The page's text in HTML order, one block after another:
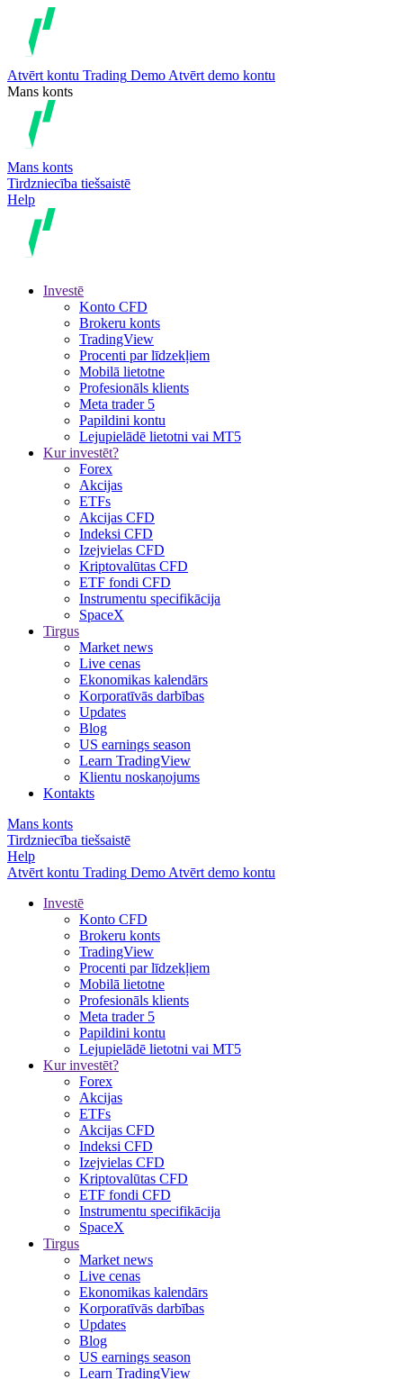
Atvērt kontu Trading Demo Atvērt demo kontu
Mans konts
Mans konts
Tirdzniecība tiešsaistē
Help
Investē
Konto CFD
Brokeru konts
TradingView
Procenti par līdzekļiem
Mobilā lietotne
Profesionāls klients
Meta trader 5
Papildini kontu
Lejupielādē lietotni vai MT5
Kur investēt?
Forex
Akcijas
ETFs
Akcijas CFD
Indeksi CFD
Izejvielas CFD
Kriptovalūtas CFD
ETF fondi CFD
Instrumentu specifikācija
SpaceX
Tirgus
Market news
Live cenas
Ekonomikas kalendārs
Korporatīvās darbības
Updates
Blog
US earnings season
Learn TradingView
Klientu noskaņojums
Kontakts
Mans konts
Tirdzniecība tiešsaistē
Help
Atvērt kontu Trading Demo Atvērt demo kontu
Investē
Konto CFD
Brokeru konts
TradingView
Procenti par līdzekļiem
Mobilā lietotne
Profesionāls klients
Meta trader 5
Papildini kontu
Lejupielādē lietotni vai MT5
Kur investēt?
Forex
Akcijas
ETFs
Akcijas CFD
Indeksi CFD
Izejvielas CFD
Kriptovalūtas CFD
ETF fondi CFD
Instrumentu specifikācija
SpaceX
Tirgus
Market news
Live cenas
Ekonomikas kalendārs
Korporatīvās darbības
Updates
Blog
US earnings season
Learn TradingView